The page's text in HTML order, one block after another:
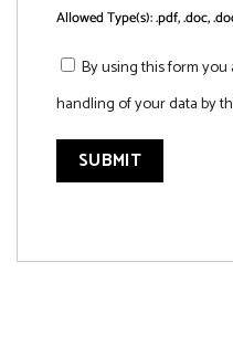
Allowed Type(s): .pdf, .doc,
By using this form
handling of your data by